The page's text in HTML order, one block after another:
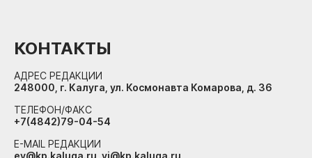
КОНТАКТЫ
АДРЕС РЕДАКЦИИ
248000, г. Калуга, ул. Космонавта Комарова, д. 36
ТЕЛЕФОН/ФАКС
+7(4842)79-04-54
E-MAIL РЕДАКЦИИ
ev@kp.kaluga.ru, vi@kp.kaluga.ru